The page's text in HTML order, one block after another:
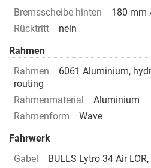
Bremsscheibe hinten
180 mm
Rücktritt
nein
Rahmen
Rahmen
6061 Aluminium,
routing
Rahmenmaterial
Aluminium
Rahmenform
Wave
Fahrwerk
Gabel
BULLS Lytro 34 Air